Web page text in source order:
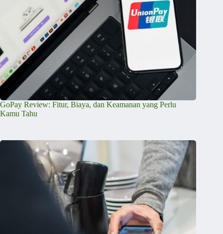
GoPay Review: Fitur, Biaya, dan Keamanan yang Perlu
Kamu Tahu